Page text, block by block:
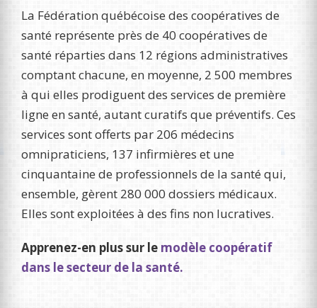
La Fédération québécoise des coopératives de
santé représente près de 40 coopératives de
santé réparties dans 12 régions administratives
comptant chacune, en moyenne, 2 500 membres
à qui elles prodiguent des services de première
ligne en santé, autant curatifs que préventifs. Ces
services sont offerts par 206 médecins
omnipraticiens, 137 infirmières et une
cinquantaine de professionnels de la santé qui,
ensemble, gèrent 280 000 dossiers médicaux.
Elles sont exploitées à des fins non lucratives.
Apprenez-en plus sur le modèle coopératif
dans le secteur de la santé.